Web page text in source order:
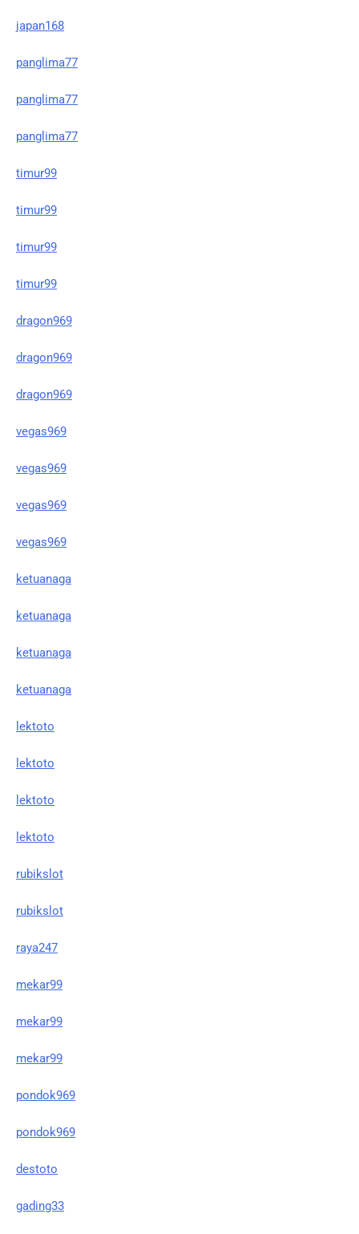
japan168
panglima77
panglima77
panglima77
timur99
timur99
timur99
timur99
dragon969
dragon969
dragon969
vegas969
vegas969
vegas969
vegas969
ketuanaga
ketuanaga
ketuanaga
ketuanaga
lektoto
lektoto
lektoto
lektoto
rubikslot
rubikslot
raya247
mekar99
mekar99
mekar99
pondok969
pondok969
destoto
gading33